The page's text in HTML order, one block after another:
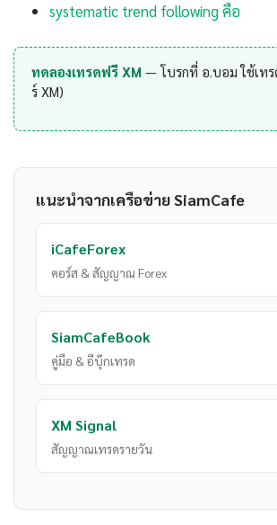
systematic trend following คือ
ทดลองเทรดฟรี XM— โบรกที่ อ.บอม ใช้เท
ร์ XM)
แนะนำจากเครือข่าย SiamCafe
iCafeForex
คอร์ส & สัญญาณ Forex
SiamCafeBook
คู่มือ & อีบุ๊กเทรด
XM Signal
สัญญาณเทรดรายวัน